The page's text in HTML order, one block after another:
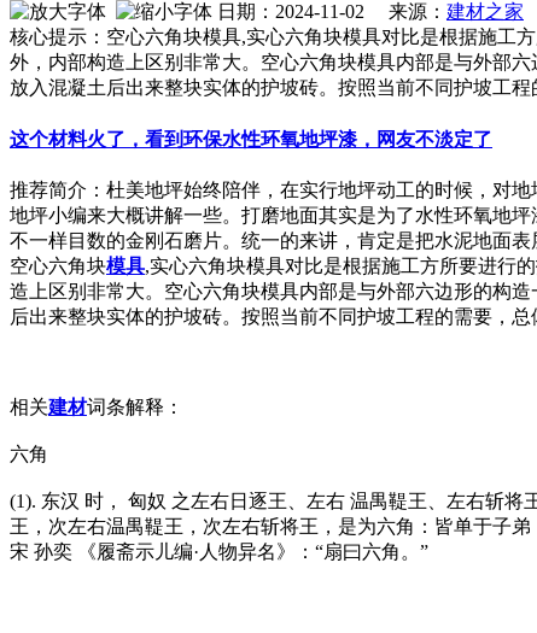
日期：2024-11-02 来源： 建材之家
核心提示：空心六角块模具,实心六角块模具对比是根据施工
外，内部构造上区别非常大。空心六角块模具内部是与外部
放入混凝土后出来整块实体的护坡砖。按照当前不同护坡工
这个材料火了，看到环保水性环氧地坪漆，网友不淡定了
推荐简介：杜美地坪始终陪伴，在实行地坪动工的时候，对
地坪小编来大概讲解一些。打磨地面其实是为了水性环氧地
不一样目数的金刚石磨片。统一的来讲，肯定是把水泥地面表
空心六角块模具,实心六角块模具对比是根据施工方所要进行
造上区别非常大。空心六角块模具内部是与外部六边形的构
后出来整块实体的护坡砖。按照当前不同护坡工程的需要，
相关建材词条解释：
六角
(1). 东汉 时， 匈奴 之左右日逐王、左右 温禺鞮王、左右斩
王，次左右温禺鞮王，次左右斩将王，是为六角：皆单于子
宋 孙奕 《履斋示儿编·人物异名》：“扇曰六角。”